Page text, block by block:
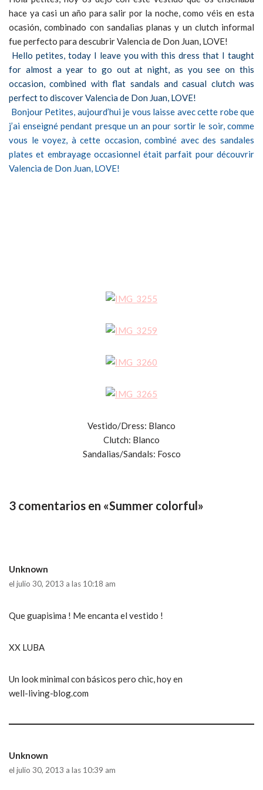
hace ya casi un año para salir por la noche, como véis en esta
ocasión, combinado con sandalias planas y un clutch informal
fue perfecto para descubrir Valencia de Don Juan, LOVE!
Hello petites, today I leave you with this dress that I taught
for almost a year to go out at night, as you see on this
occasion, combined with flat sandals and casual clutch was
perfect to discover Valencia de Don Juan, LOVE!
Bonjour Petites, aujourd’hui je vous laisse avec cette robe que
j’ai enseigné pendant presque un an pour sortir le soir, comme
vous le voyez, à cette occasion, combiné avec des sandales
plates et embrayage occasionnel était parfait pour découvrir
Valencia de Don Juan, LOVE!
Vestido/Dress: Blanco
Clutch: Blanco
Sandalias/Sandals: Fosco
3 comentarios en «Summer colorful»
Unknown
el julio 30, 2013 a las 10:18 am
Que guapisima ! Me encanta el vestido !
XX LUBA
Un look minimal con básicos pero chic, hoy en
well-living-blog.com
Unknown
el julio 30, 2013 a las 10:39 am